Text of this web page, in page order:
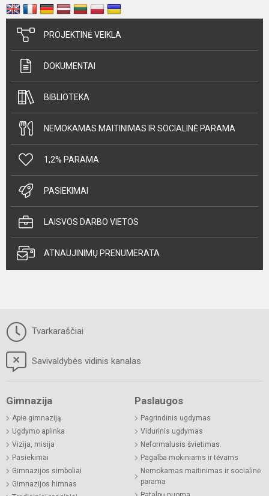
PROJEKTINĖ VEIKLA
DOKUMENTAI
BIBLIOTEKA
NEMOKAMAS MAITINIMAS IR SOCIALINĖ PARAMA
1,2% PARAMA
PASIEKIMAI
LAISVOS DARBO VIETOS
ATNAUJINIMŲ PRENUMERATA
Tvarkaraščiai
Savivaldybės vidinis kanalas
Gimnazija
Apie gimnaziją
Ugdymo aplinka
Vizija, misija
Pasiekimai
Gimnazijos simboliai
Gimnazijos himnas
Paslaugos
Pagrindinis ugdymas
Vidurinis ugdymas
Neformalusis švietimas
Pagalba mokiniams ir tėvams
Nemokamas maitinimas ir socialinė
parama